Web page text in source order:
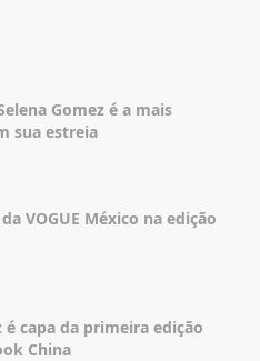
Gomez é a mais
sua estreia
VOGUE México na edição
é capa da primeira edição
China